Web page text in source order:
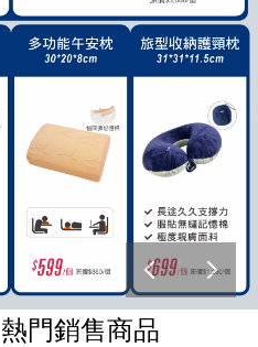
熱門銷售商品